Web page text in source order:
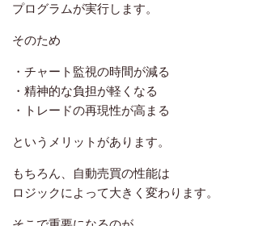
プログラムが実行します。
そのため
・チャート監視の時間が減る
・精神的な負担が軽くなる
・トレードの再現性が高まる
というメリットがあります。
もちろん、自動売買の性能は
ロジックによって大きく変わります。